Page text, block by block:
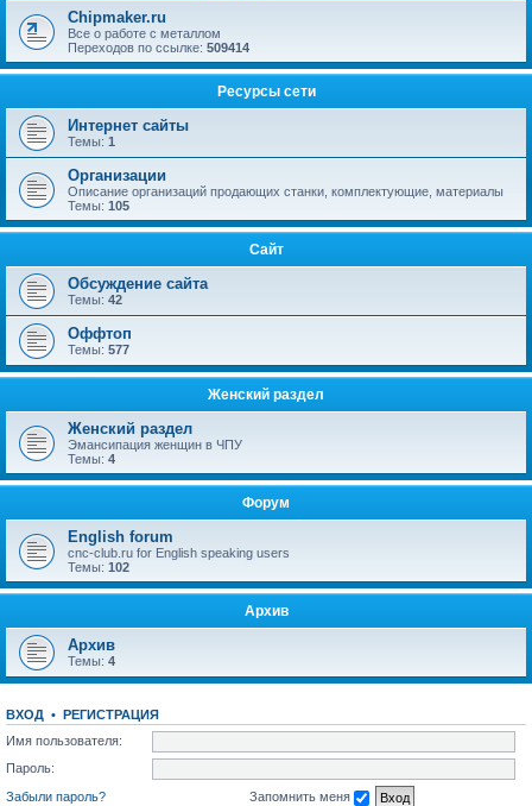
Chipmaker.ru
Все о работе с металлом
Переходов по ссылке: 509414
Ресурсы сети
Интернет сайты
Темы: 1
Организации
Описание организаций продающих станки, комплектующие, материалы
Темы: 105
Сайт
Обсуждение сайта
Темы: 42
Оффтоп
Темы: 577
Женский раздел
Женский раздел
Эмансипация женщин в ЧПУ
Темы: 4
Форум
English forum
cnc-club.ru for English speaking users
Темы: 102
Архив
Архив
Темы: 4
ВХОД • РЕГИСТРАЦИЯ
Имя пользователя:
Пароль:
Забыли пароль?
Запомнить меня